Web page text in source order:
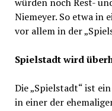
Niemeyer. So etwa in
vor allem in der
Spielstadt wird
Die „Spielstadt“ ist
in einer der